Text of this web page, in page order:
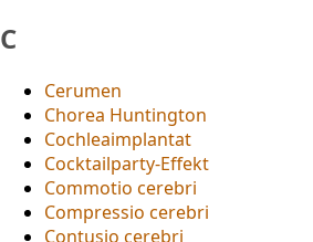
C
Cerumen
Chorea Huntington
Cochleaimplantat
Cocktailparty-Effekt
Commotio cerebri
Compressio cerebri
Contusio cerebri